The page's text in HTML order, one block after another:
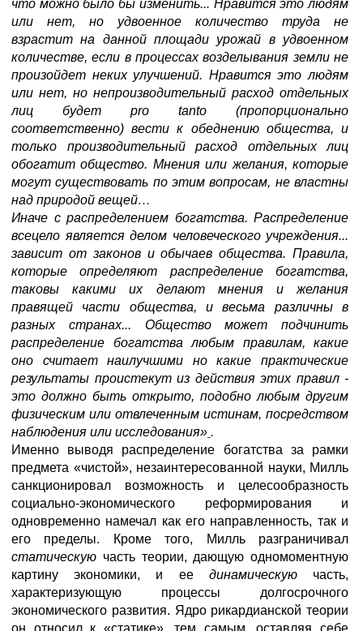
что можно было бы изменить... Нравится это людям
или нет, но удвоенное количество труда не
взрастит на данной площади урожай в удвоенном
количестве, если в процессах возделывания земли не
произойдет неких улучшений. Нравится это людям
или нет, но непроизводительный расход отдельных
лиц будет pro tanto (пропорционально
соответственно) вести к обеднению общества, и
только производительный расход отдельных лиц
обогатит общество. Мнения или желания, которые
могут существовать по этим вопросам, не властны
над природой вещей…
Иначе с распределением богатства. Распределение
всецело является делом человеческого учреждения...
зависит от законов и обычаев общества. Правила,
которые определяют распределение богатства,
таковы какими их делают мнения и желания
правящей части общества, и весьма различны в
разных странах... Общество может подчинить
распределение богатства любым правилам, какие
оно считает наилучшими но какие практические
результаты проистекут из действия этих правил -
это должно быть открыто, подобно любым другим
физическим или отвлеченным истинам, посредством
наблюдения или исследования» .
Именно выводя распределение богатства за рамки
предмета «чистой», незаинтересованной науки, Милль
санкционировал возможность и целесообразность
социально-экономического реформирования и
одновременно намечал как его направленность, так и
его пределы. Кроме того, Милль разграничивал
статическую часть теории, дающую одномоментную
картину экономики, и ее динамическую часть,
характеризующую процессы долгосрочного
экономического развития. Ядро рикардианской теории
он относил к «статике», тем самым, оставляя себе